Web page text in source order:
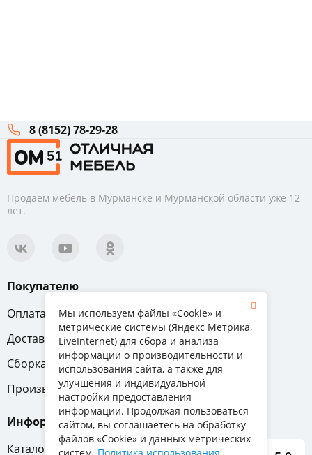
8 (8152) 78-29-28
Продаем мебель в Мурманске и Мурманской области уже 12
лет.
Покупателю
Оплата
Вопрос-ответ
Доставка
Обмен и возврат
Сборка
Гарантия
Производители
Информация
Каталог мебели
Конструкция
Тип
/
Изголовье
Материал
изголовья
С
фрезеровкой
С
рисунком
Мы используем файлы «Cookie» и
метрические системы (Яндекс Метрика,
LiveInternet) для сбора и анализа
информации о производительности и
использования сайта, а также для
улучшения и индивидуальной
настройки предоставления
информации. Продолжая пользоваться
сайтом, вы соглашаетесь на обработку
файлов «Cookie» и данных метрических